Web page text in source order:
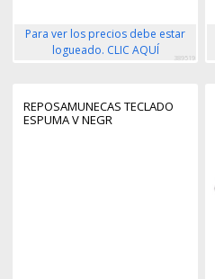
Para ver los precios debe estar
logueado. CLIC AQUÍ
389519
REPOSAMUNECAS TECLADO
ESPUMA V NEGR